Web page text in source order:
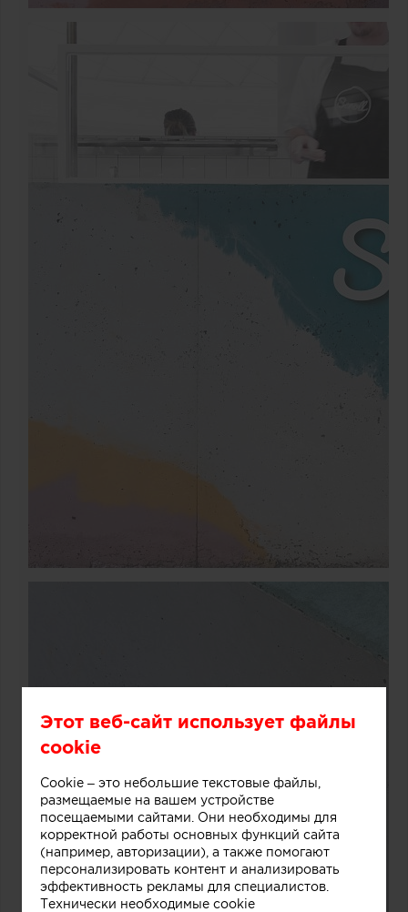
Этот веб-сайт использует файлы
cookie
Cookie – это небольшие текстовые файлы,
размещаемые на вашем устройстве
посещаемыми сайтами. Они необходимы для
корректной работы основных функций сайта
(например, авторизации), а также помогают
персонализировать контент и анализировать
эффективность рекламы для специалистов.
Технически необходимые cookie